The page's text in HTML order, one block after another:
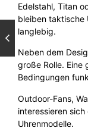
Edelstahl, Titan
bleiben taktische
langlebig.
Neben dem
große Rolle. Eine
Bedingungen
Outdoor-Fans,
interessieren
Uhrenmodelle.